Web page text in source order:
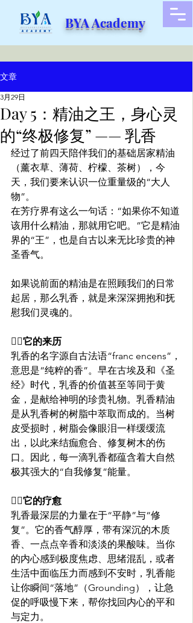
BYA Academy
文章
Day 5：精油之王，身心灵
的“终极修复” —— 乳香
3月29日
经过了前四天陪伴我们的基础居家精油
（薰衣草、薄荷、柠檬、茶树），今
天，我们要来认识一位重量级的“大人
物”。
在芳疗界有这么一句话：“如果你不知道
该用什么精油，那就用它吧。”它是精油
界的“王”，也是自古以来无比珍贵的神
圣香气。
如果说前面的精油是在照顾我们的日常
起居，那么乳香，就是来深深拥抱和抚
慰我们灵魂的。
🧚‍♀️它的来历
乳香的名字源自古法语“franc encens”，
意思是“纯粹的香”。早在古埃及和《圣
经》时代，乳香的价值甚至等同于黄
金，是献给神明的珍贵礼物。乳香精油
是从乳香树的树脂中萃取而成的。当树
皮受损时，树脂会像眼泪一样缓缓流
出，以此来结痂愈合、修复树木的伤
口。因此，每一滴乳香都蕴含着大自然
极其强大的“自我修复”能量。
🧚‍♀️它的疗愈
乳香最深层的力量在于“平静”与“修
复”。它的香气醇厚，带有深沉的木质
香、一点点辛香和淡淡的果酸味。当你
的内心感到极度焦虑、思绪混乱，或者
生活中面临压力而感到不安时，乳香能
让你瞬间“落地”（Grounding），让急
促的呼吸慢下来，帮你找回内心的平和
与定力。